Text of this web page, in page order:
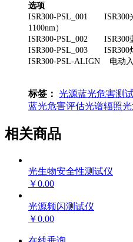
选项
ISR300-PSL_001 ISR300
1100nm ）
ISR300-PSL_002 ISR300
ISR300-PSL_003 ISR300
ISR300-PSL-ALIGN 电动
标签： 光源蓝光危害测
蓝光危害评估光谱辐照
相关商品
光生物安全性测试仪
￥0.00
光源频闪测试仪
￥0.00